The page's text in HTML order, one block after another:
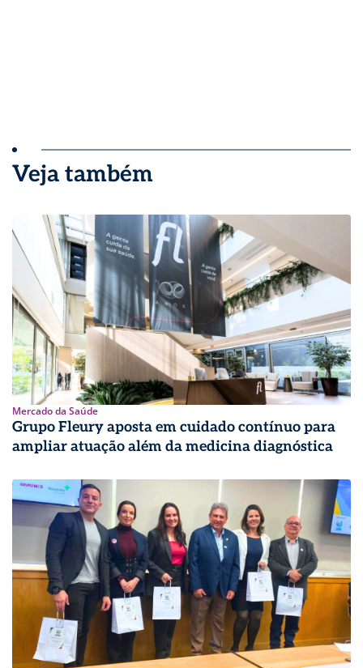
Veja também
Mercado da Saúde
Grupo Fleury aposta em cuidado contínuo para
ampliar atuação além da medicina diagnóstica